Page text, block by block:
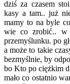
dziś za czasem
kasy a tam.. już
mamy to na byle
wie co zrobić.. w
przemyślunku. po
a może to takie
bezmyślnie, by
bo Kto po ciężkim
mało co ostatnio